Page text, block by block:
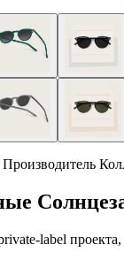
label